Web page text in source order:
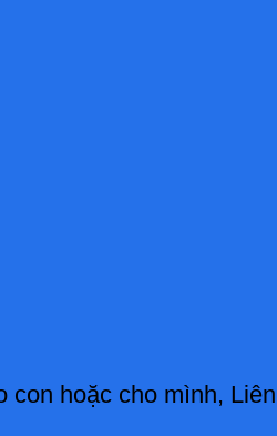
con hoặc cho mình,